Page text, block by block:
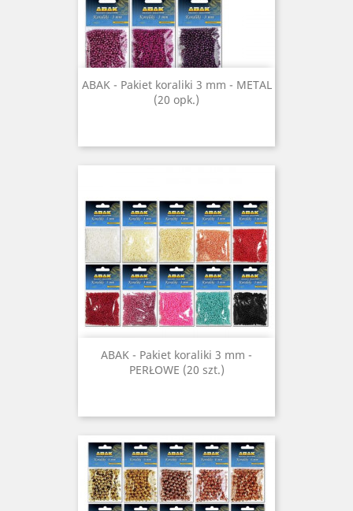
ABAK - Pakiet koraliki 3 mm - METAL
(20 opk.)
ABAK - Pakiet koraliki 3 mm -
PERŁOWE (20 szt.)